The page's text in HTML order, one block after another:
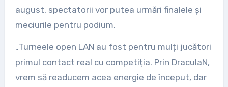
august, spectatorii vor putea urmări finalele și
meciurile pentru podium.
„Turneele open LAN au fost pentru mulți jucători
primul contact real cu competiția. Prin DraculaN,
vrem să readucem acea energie de început, dar